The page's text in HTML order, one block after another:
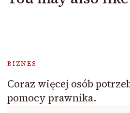
BIZNES
Coraz więcej osób
pomocy prawnika.